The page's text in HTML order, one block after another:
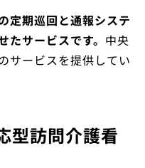
定期巡回と通報システ
サービスです。 中央
サービスを提供してい
型訪問介護看